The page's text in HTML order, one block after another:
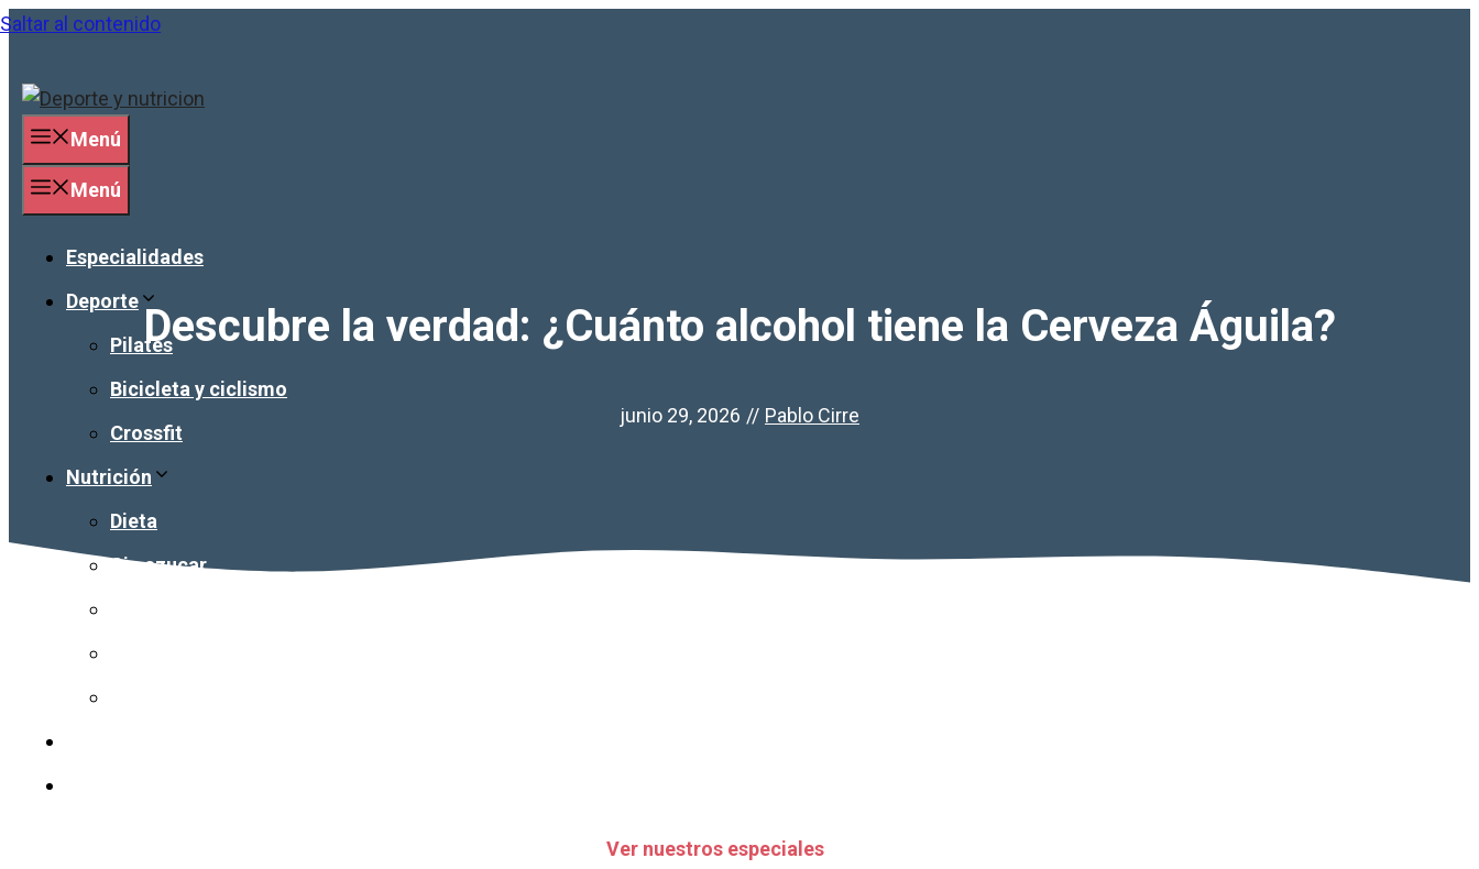
Saltar al contenido
Menú
Menú
Especialidades
Deporte
Pilates
Bicicleta y ciclismo
Crossfit
Nutrición
Dieta
Sin azucar
Ver nuestros especiales
Descubre la verdad: ¿Cuánto alcohol tiene la Cerveza Águila?
junio 29, 2026 // Pablo Cirre